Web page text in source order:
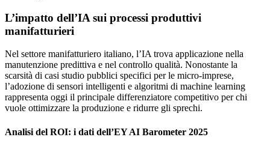
L’impatto dell’IA sui processi produttivi
manifatturieri
Nel settore manifatturiero italiano, l’IA trova applicazione nella
manutenzione predittiva e nel controllo qualità. Nonostante la
scarsità di casi studio pubblici specifici per le micro-imprese,
l’adozione di sensori intelligenti e algoritmi di machine learning
rappresenta oggi il principale differenziatore competitivo per chi
vuole ottimizzare la produzione e ridurre gli sprechi.
Analisi del ROI: i dati dell’EY AI Barometer 2025